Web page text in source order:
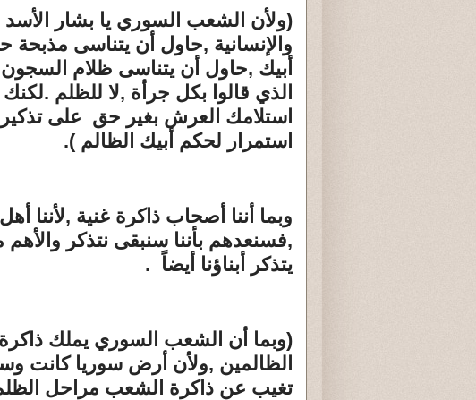
(ولأن الشعب السوري يا بشار الأسد
والإنسانية ,حاول أن يتناسى
أبيك ,حاول أن يتناسى ظلام
الذي قالوا بكل جرأة ,لا للظلم
استلامك العرش بغير حق على
استمرار لحكم أبيك الظالم ).
وبما أننا أصحاب ذاكرة غنية ,لأننا
,فسنعدهم بأننا سنبقى نتذكر
يتذكر أبناؤنا أيضاً .
(وبما أن الشعب السوري يملك ذاكرة
الظالمين ,ولأن أرض سوريا كانت
تغيب عن ذاكرة الشعب مراحل الظلم